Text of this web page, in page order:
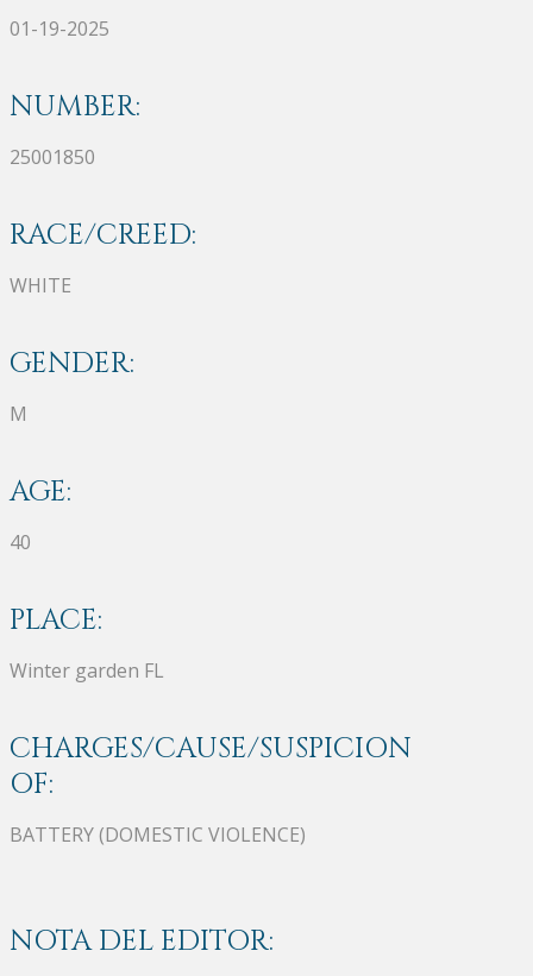
01-19-2025
NUMBER:
25001850
RACE/CREED:
WHITE
GENDER:
M
AGE:
40
PLACE:
Winter garden FL
CHARGES/CAUSE/SUSPICION
OF:
BATTERY (DOMESTIC VIOLENCE)
NOTA DEL EDITOR: